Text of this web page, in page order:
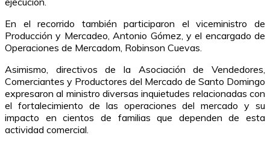
En el recorrido también participaron el viceministro de
Producción y Mercadeo, Antonio Gómez, y el encargado de
Operaciones de Mercadom, Robinson Cuevas.
Asimismo, directivos de la Asociación de Vendedores,
Comerciantes y Productores del Mercado de Santo Domingo
expresaron al ministro diversas inquietudes relacionadas con
el fortalecimiento de las operaciones del mercado y su
impacto en cientos de familias que dependen de esta
actividad comercial.